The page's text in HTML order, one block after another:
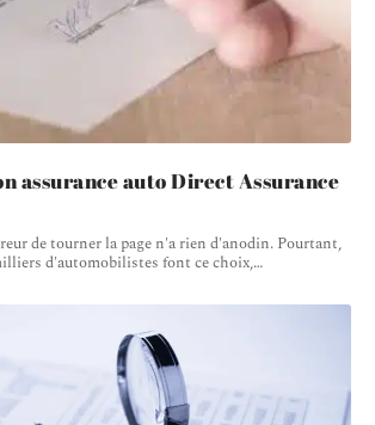
assurance auto Direct Assurance
de tourner la page n'a rien d'anodin. Pourtant,
d'automobilistes font ce choix,…